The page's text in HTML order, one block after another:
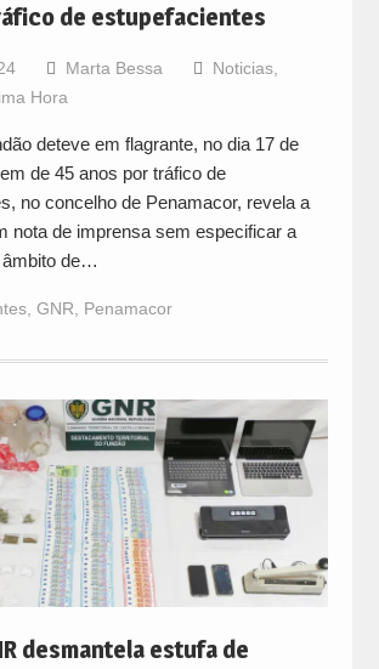
de estupefacientes
Marta Bessa Noticias,
Hora
deteve em flagrante, no dia 17 de
de 45 anos por tráfico de
no concelho de Penamacor, revela a
nota de imprensa sem especificar a
âmbito de…
, GNR Penamacor
desmantela estufa de